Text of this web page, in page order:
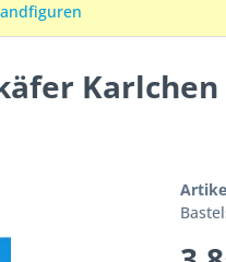
Karlchen